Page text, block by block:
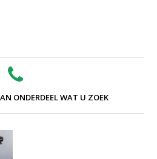
ONDERDEEL WAT U ZOEK